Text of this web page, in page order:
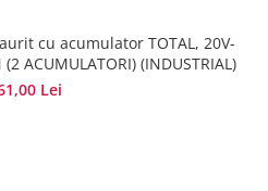
cu acumulator TOTAL, 20V-
ACUMULATORI) (INDUSTRIAL)
Lei